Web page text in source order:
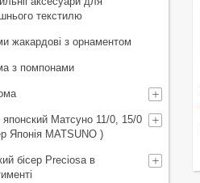
текстилю
жакардові з орнаментом
з помпонами
японский Матсуно 11/0, 15/0
Японія MATSUNO )
бісер Preciosa в